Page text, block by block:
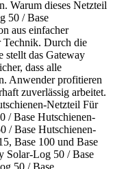
Warum dieses Netzteil
50 / Base
aus einfacher
Technik. Durch die
stellt das Gateway
dass alle
Anwender profitieren
zuverlässig arbeitet.
Netzteil Für
/ Base Hutschienen-
/ Base Hutschienen-
Base 100 und Base
Solar-Log 50 / Base
50 / Base